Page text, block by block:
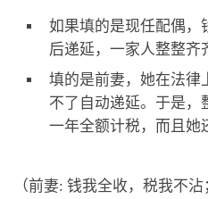
如果填的是现任配偶，
后递延，一家人整整齐
填的是前妻，她在法律
不了自动递延。于是，
一年全额计税，而且她
（前妻: 钱我全收，税我不